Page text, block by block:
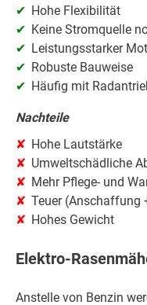
Hohe Flexibilität
Keine Stromquelle
Leistungsstarker
Robuste Bauweise
Häufig mit
Nachteile
Hohe Lautstärke
Umweltschädliche
Mehr Pflege- und
Teuer (Anschaffung
Hohes Gewicht
Elektro-
Anstelle von Benzin